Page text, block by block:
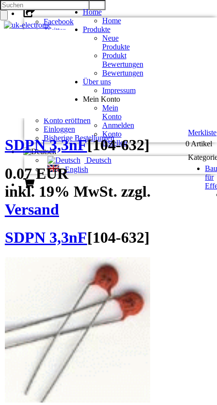
Facebook
Twitter
Unsere AGB
Zahlung und Versand
Privatsphäre und Datenschutz
Konto eröffnen
Einloggen
Bisherige Bestellungen
Deutsch
English
Home
Home
Produkte
Neue
Produkte
Produkt
Bewertungen
Bewertungen
Über uns
Impressum
Mein Konto
Mein
Konto
Anmelden
Konto
erstellen
SDPN 3,3nF[104-632]
0.07 EUR
inkl. 19% MwSt. zzgl.
Versand
SDPN 3,3nF[104-632]
Merkliste
0 Artikel
für